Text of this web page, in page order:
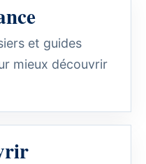
et guides
mieux découvrir